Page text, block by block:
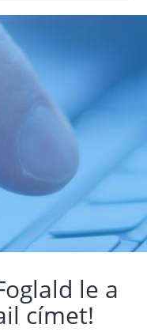
le a
címet!